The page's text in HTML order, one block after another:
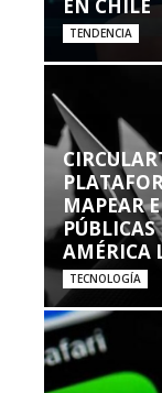
EN CHILE
TENDENCIA
MAPEAR
AMÉRICA
TECNOLOGÍA